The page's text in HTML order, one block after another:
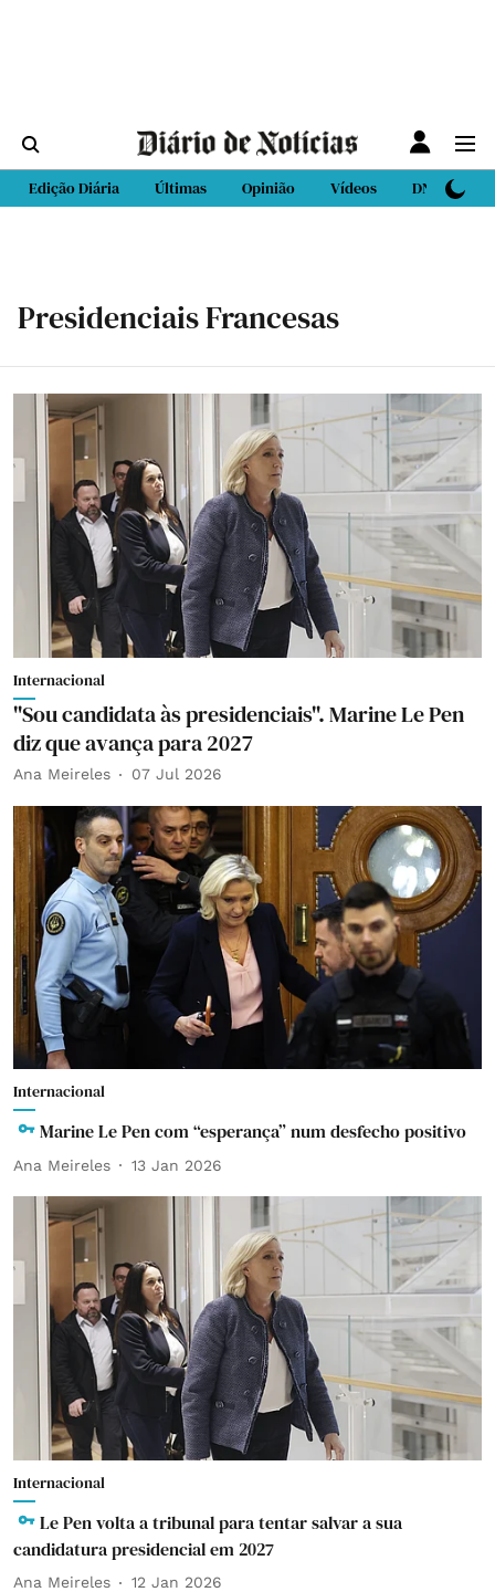
Edição Diária Últimas Opinião Vídeos DN Sport
Presidenciais Francesas
Internacional
"Sou candidata às presidenciais". Marine Le Pen
diz que avança para 2027
Ana Meireles 07 Jul 2026
Internacional
Marine Le Pen com “esperança” num desfecho positivo
Ana Meireles 13 Jan 2026
Internacional
Le Pen volta a tribunal para tentar salvar a sua
candidatura presidencial em 2027
Ana Meireles 12 Jan 2026